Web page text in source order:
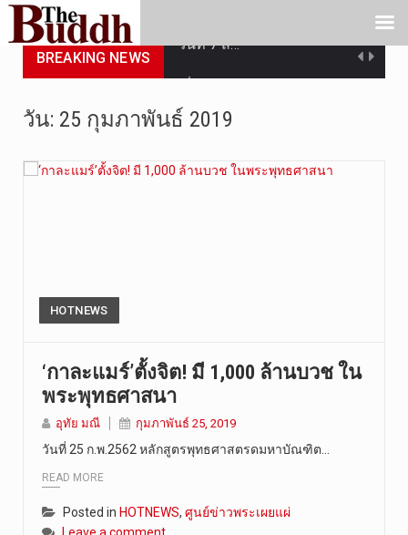
BREAKING NEWS
เมื่อวันที…
เมื่อวันที…
วันที่ 5 ส…
วัน: 25 กุมภาพันธ์ 2019
HOTNEWS
‘กาละแมร์’ตั้งจิต! มี 1,000 ล้านบวช ใน
พระพุทธศาสนา
อุทัย มณี กุมภาพันธ์ 25, 2019
วันที่ 25 ก.พ.2562 หลักสูตรพุทธศาสตรดมหาบัณฑิต…
READ MORE
Posted in HOTNEWS, ศูนย์ข่าวพระเผยแผ่
Leave a comment